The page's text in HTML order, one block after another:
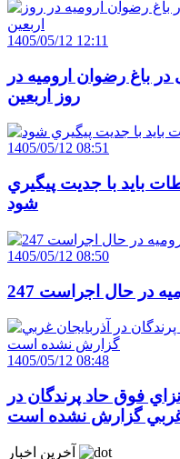
1405/05/12 12:11
باغ رضوان ارومیه در
روز اربعین
1405/05/12 08:51
بايد با جديت پيگيري
شود
1405/05/12 08:50
در حال اجراست
1405/05/12 08:48
فوق حاد پرندگان در
غربي گزارش نشده است